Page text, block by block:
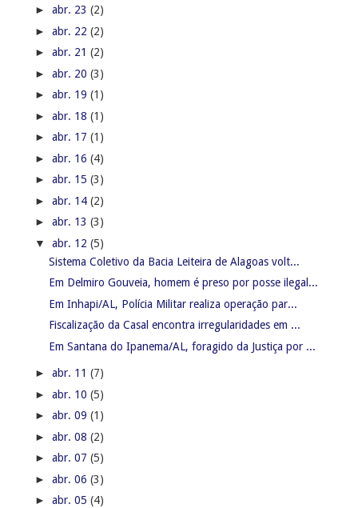
► abr. 23 (2)
► abr. 22 (2)
► abr. 21 (2)
► abr. 20 (3)
► abr. 19 (1)
► abr. 18 (1)
► abr. 17 (1)
► abr. 16 (4)
► abr. 15 (3)
► abr. 14 (2)
► abr. 13 (3)
▼ abr. 12 (5)
Sistema Coletivo da Bacia Leiteira de Alagoas volt...
Em Delmiro Gouveia, homem é preso por posse ilegal...
Em Inhapi/AL, Polícia Militar realiza operação par...
Fiscalização da Casal encontra irregularidades em ...
Em Santana do Ipanema/AL, foragido da Justiça por ...
► abr. 11 (7)
► abr. 10 (5)
► abr. 09 (1)
► abr. 08 (2)
► abr. 07 (5)
► abr. 06 (3)
► abr. 05 (4)